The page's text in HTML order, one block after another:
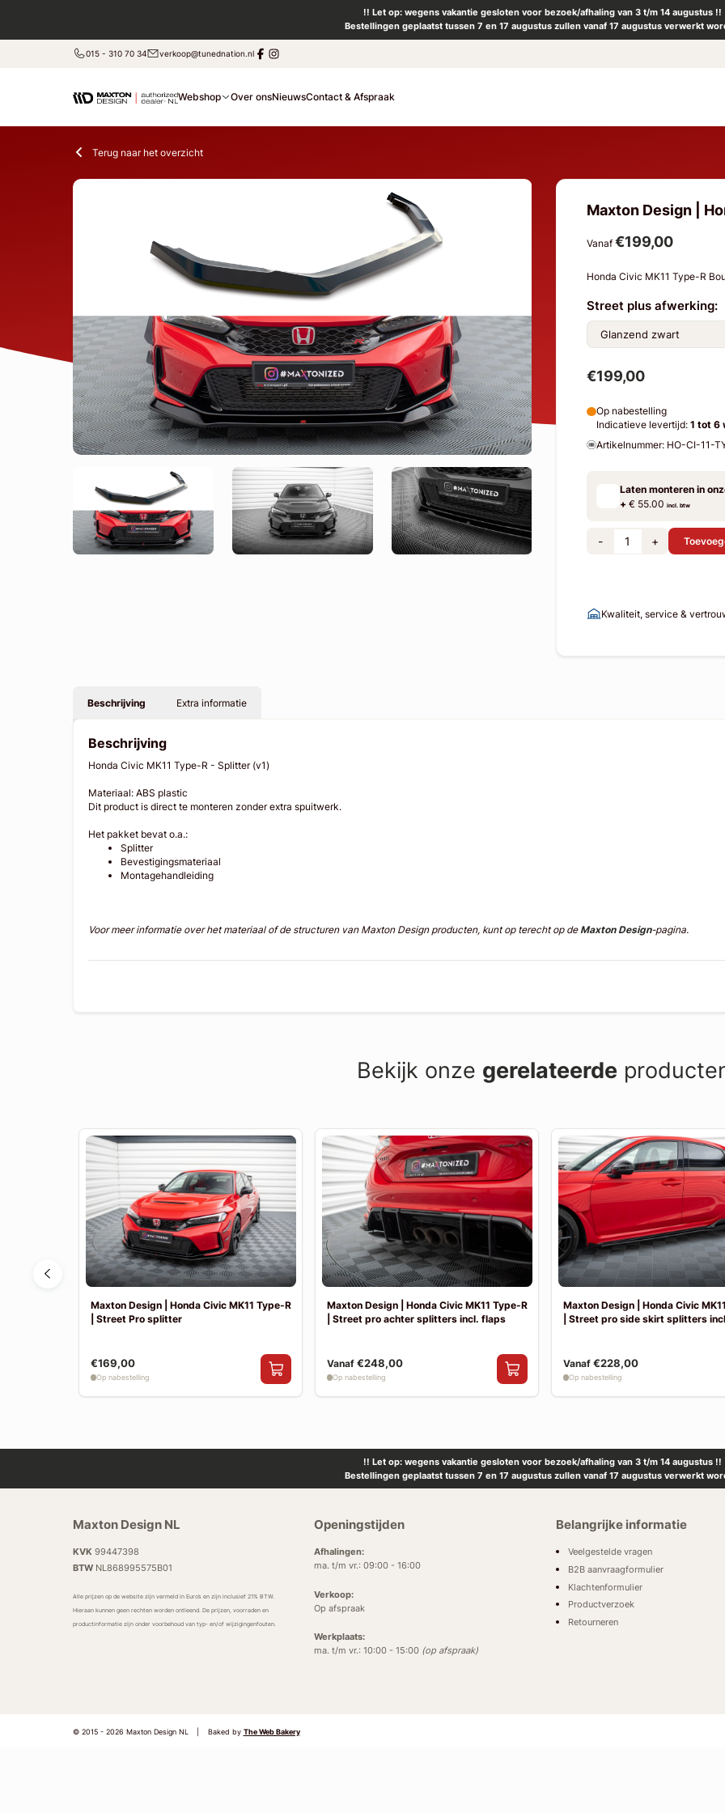
!! Let op: wegens vakantie gesloten voor bezoek/afhaling van 3 t/m 14 augustus !!
Bestellingen geplaatst tussen 7 en 17 augustus zullen vanaf 17 augustus verwerkt
015 - 310 70 34 verkoop@tunednation.nl
Webshop Over onsNieuwsContact & Afspraak
Terug naar het overzicht
Maxton Design |
Vanaf €199,00
Honda Civic MK11 Type-R
Street plus afwerking:
€199,00
Op nabestelling
Indicatieve levertijd: 1 tot 6
Artikelnummer: HO-CI-11-
Laten monteren in
+€ 55.00 incl. btw
- +
Kwaliteit, service &
Beschrijving Extra informatie
Beschrijving
Honda Civic MK11 Type-R - Splitter (v1)
Materiaal: ABS plastic
Dit product is direct te monteren zonder extra spuitwerk.
Het pakket bevat o.a.:
Splitter
Bevestigingsmateriaal
Montagehandleiding
Voor meer informatie over het materiaal of de structuren van Maxton Design producten, kunt op terecht op deMaxton Design-pagina.
Bekijk onze gerelateerde
Maxton Design | Honda Civic MK11 Type-R
| Street Pro splitter
€169,00
Op nabestelling
Maxton Design | Honda Civic MK11 Type-R
| Street pro achter splitters incl. flaps
Vanaf €248,00
Op nabestelling
Maxton Design | Honda Civic
| Street pro side skirt splitters
Vanaf €228,00
Op nabestelling
!! Let op: wegens vakantie gesloten voor bezoek/afhaling van 3 t/m 14 augustus !!
Bestellingen geplaatst tussen 7 en 17 augustus zullen vanaf 17 augustus verwerkt
Maxton Design NL
KVK 99447398
BTWNL868995575B01
Alle prijzen op de website zijn vermeld in Euro’s en zijn inclusief 21% BTW.
Hieraan kunnen geen rechten worden ontleend. De prijzen, voorraden en
productinformatie zijn onder voorbehoud van typ- en/of wijzigingenfouten.
Openingstijden
Afhalingen:
ma. t/m vr.: 09:00 - 16:00
Verkoop:
Op afspraak
Werkplaats:
ma. t/m vr.: 10:00 - 15:00 (op afspraak)
Belangrijke informatie
Veelgestelde vragen
B2B aanvraagformulier
Klachtenformulier
Productverzoek
Retourneren
© 2015 - 2026 Maxton Design NL Baked by The Web Bakery